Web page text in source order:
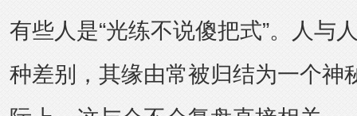
有些人是“光练不说傻把式”。人与
种差别，其缘由常被归结为一个